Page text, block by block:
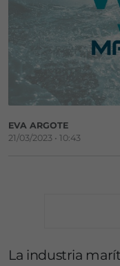
EVA ARGOTE
21/03/2023 • 10:43
La industria